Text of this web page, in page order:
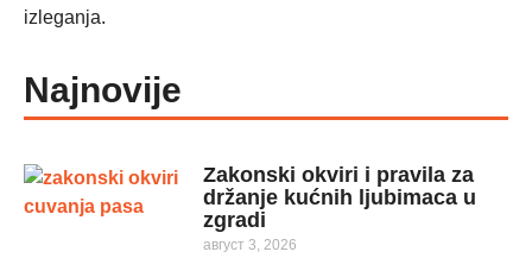
izleganja.
Najnovije
Zakonski okviri i pravila za
držanje kućnih ljubimaca u
zgradi
август 3, 2026